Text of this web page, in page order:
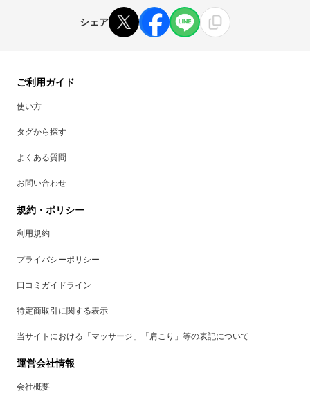
シェア
ご利用ガイド
使い方
タグから探す
よくある質問
お問い合わせ
規約・ポリシー
利用規約
プライバシーポリシー
口コミガイドライン
特定商取引に関する表示
当サイトにおける「マッサージ」「肩こり」等の表記について
運営会社情報
会社概要